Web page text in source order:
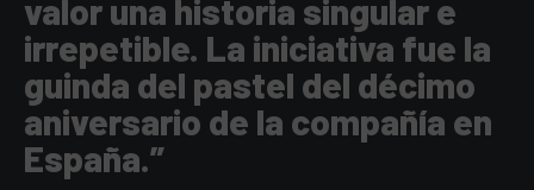
valor una historia singular e
irrepetible. La iniciativa fue la
guinda del pastel del décimo
aniversario de la compañía en
España.”